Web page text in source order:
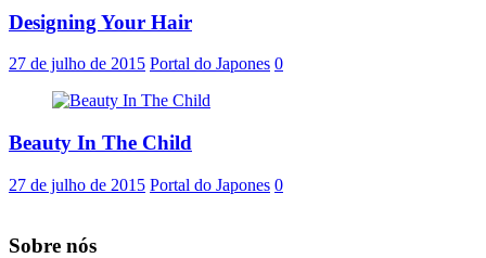
Designing Your Hair
27 de julho de 2015 Portal do Japones 0
Beauty In The Child
27 de julho de 2015 Portal do Japones 0
Sobre nós